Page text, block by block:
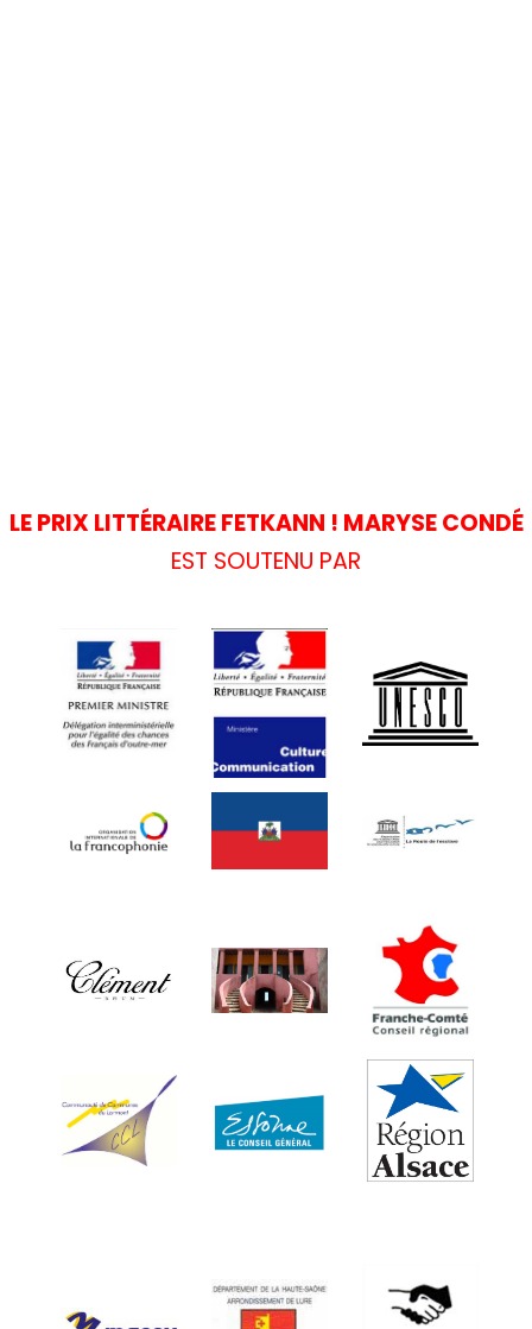
LE PRIX LITTÉRAIRE FETKANN ! MARYSE CONDÉ
EST SOUTENU PAR